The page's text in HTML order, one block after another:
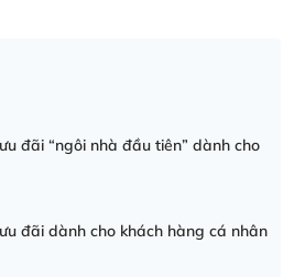
đãi “ngôi nhà đầu tiên” dành cho
đãi dành cho khách hàng cá nhân